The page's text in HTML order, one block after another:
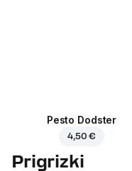
Pesto Dodster
4,50 €
Prigrizki